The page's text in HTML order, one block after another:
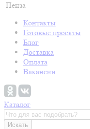
Пенза
Контакты
Готовые проекты
Блог
Доставка
Оплата
Вакансии
Каталог
Искать